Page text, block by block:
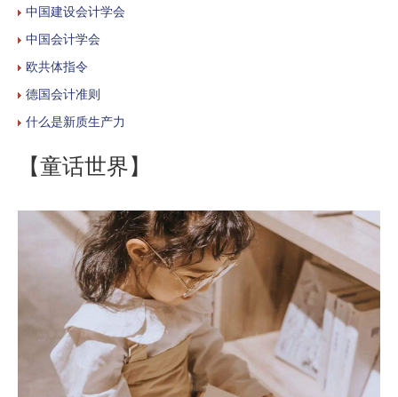
中国建设会计学会
中国会计学会
欧共体指令
德国会计准则
什么是新质生产力
【童话世界】